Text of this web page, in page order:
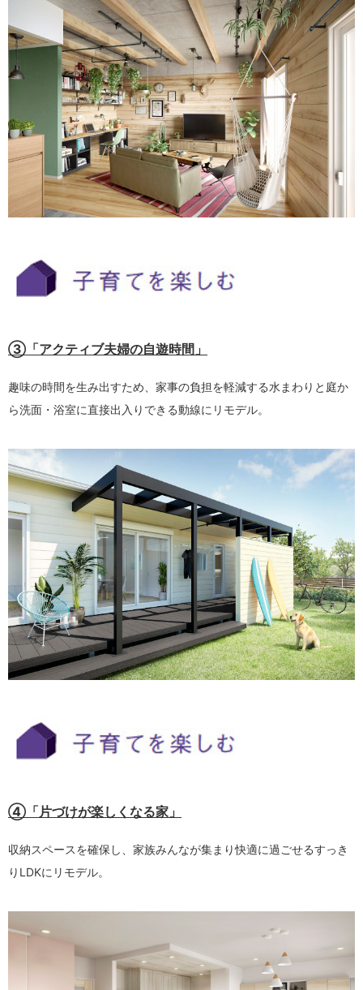
③「アクティブ夫婦の自遊時間」
趣味の時間を生み出すため、家事の負担を軽減する水まわりと庭か
ら洗面・浴室に直接出入りできる動線にリモデル。
④「片づけが楽しくなる家」
収納スペースを確保し、家族みんなが集まり快適に過ごせるすっき
りLDKにリモデル。